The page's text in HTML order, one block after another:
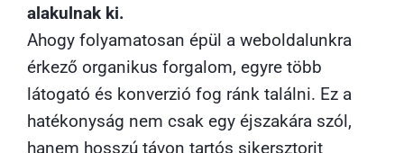
alakulnak ki.
Ahogy folyamatosan épül a weboldalunkra
érkező organikus forgalom, egyre több
látogató és konverzió fog ránk találni. Ez a
hatékonyság nem csak egy éjszakára szól,
hanem hosszú távon tartós sikersztorit